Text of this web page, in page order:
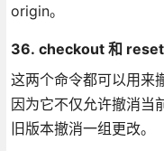
origin。
36. checkout 和 reset
这两个命令都可以用来
因为它不仅允许撤消当
旧版本撤消一组更改。